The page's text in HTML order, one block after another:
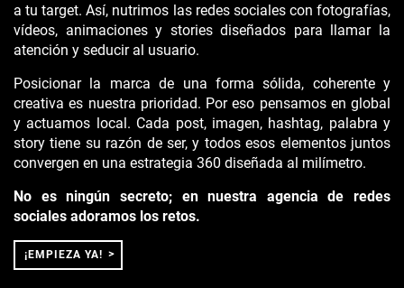
a tu target. Así, nutrimos las redes sociales con fotografías,
vídeos, animaciones y stories diseñados para llamar la
atención y seducir al usuario.
Posicionar la marca de una forma sólida, coherente y
creativa es nuestra prioridad. Por eso pensamos en global
y actuamos local. Cada post, imagen, hashtag, palabra y
story tiene su razón de ser, y todos esos elementos juntos
convergen en una estrategia 360 diseñada al milímetro.
No es ningún secreto; en nuestra agencia de redes
sociales adoramos los retos.
¡EMPIEZA YA!